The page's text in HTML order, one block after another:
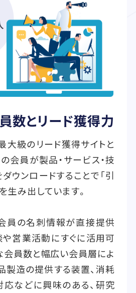
数とリード獲得力
大級のリード獲得サイトと
会員が製品・サービス・技
ウンロードすることで「引
を生み出しています。
員の名刺情報が直接提供
や営業活動にすぐに活用可
会員数と幅広い会員層によ
製造の提供する装置、消耗
応などに興味のある、研究